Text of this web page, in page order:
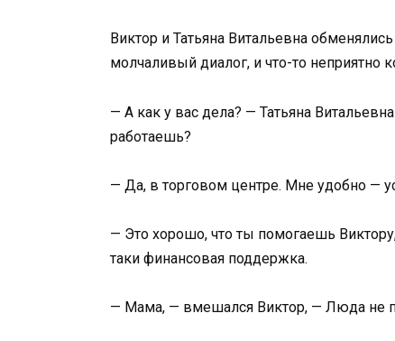
Виктор и Татьяна Витальевна
молчаливый диалог, и что-то неприятно
— А как у вас дела? — Татьяна
работаешь?
— Да, в торговом центре. Мне удобно —
— Это хорошо, что ты помогаешь
таки финансовая поддержка.
— Мама, — вмешался Виктор, — Люда не